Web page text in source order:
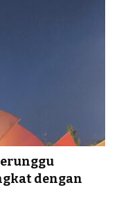
dengan